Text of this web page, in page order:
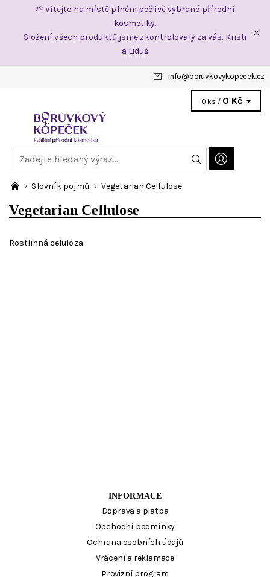
🌱 Vítejte na místě plném pečlivě vybrané přírodní
kosmetiky.
Složení všech produktů jsme zkontrolovaly za vás. Kristi
a Liduš
info@ boruvkovykopecek.cz
0 ks / 0 Kč
Slovník pojmů Vegetarian Cellulose
Vegetarian Cellulose
Rostlinná celulóza
INFORMACE
Doprava a platba
Obchodní podmínky
Ochrana osobních údajů
Vrácení a reklamace
Provizní program